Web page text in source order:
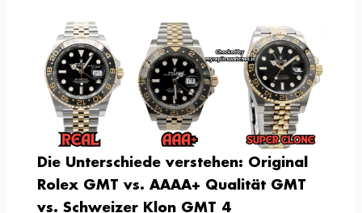
Die Unterschiede verstehen: Original
Rolex GMT vs. AAAA+ Qualität GMT
vs. Schweizer Klon GMT 4